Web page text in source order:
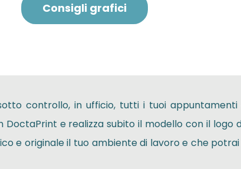
Consigli grafici
controllo, in ufficio, tutti i tuoi
DoctaPrint e realizza subito il modello con il logo
e originale il tuo ambiente di lavoro e che